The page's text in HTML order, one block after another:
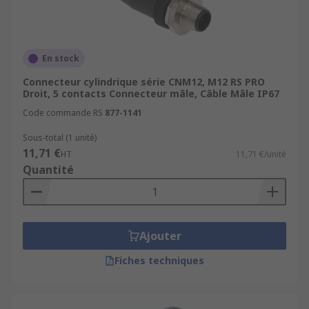
Ces connecteurs multi-broches s'appliquent pour
la transmission simultanée de l'alimentation et
Tailles les plus courantes:
M23
M9
Connecteur circulaire miniature
Choix et compatibilité des
connecteurs circulaires
En stock
Connecteur cylindrique série CNM12, M12 RS PRO
Droit, 5 contacts Connecteur mâle, Câble Mâle IP67
Code commande RS 877-1141
Sous-total (1 unité)
11,71 €HT 11,71 €/unité
Quantité
Ajouter
Fiches techniques